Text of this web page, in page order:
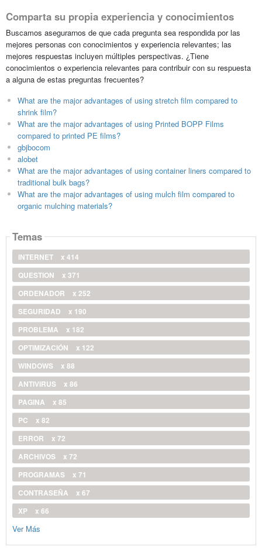
Comparta su propia experiencia y conocimientos
Buscamos asegurarnos de que cada pregunta sea respondida por las
mejores personas con conocimientos y experiencia relevantes; las
mejores respuestas incluyen múltiples perspectivas. ¿Tiene
conocimientos o experiencia relevantes para contribuir con su respuesta
a alguna de estas preguntas frecuentes?
What are the major advantages of using stretch film compared to
shrink film?
What are the major advantages of using Printed BOPP Films
compared to printed PE films?
gbjbocom
alobet
What are the major advantages of using container liners compared to
traditional bulk bags?
What are the major advantages of using mulch film compared to
organic mulching materials?
Temas
INTERNET
x 414
QUESTION
x 371
ORDENADOR
x 252
SEGURIDAD
x 190
PROBLEMA
x 182
OPTIMIZACIÓN
x 122
WINDOWS
x 88
ANTIVIRUS
x 86
PAGINA
x 85
PC
x 82
ERROR
x 72
ARCHIVOS
x 72
PROGRAMAS
x 71
CONTRASEÑA
x 67
XP
x 66
Ver Más